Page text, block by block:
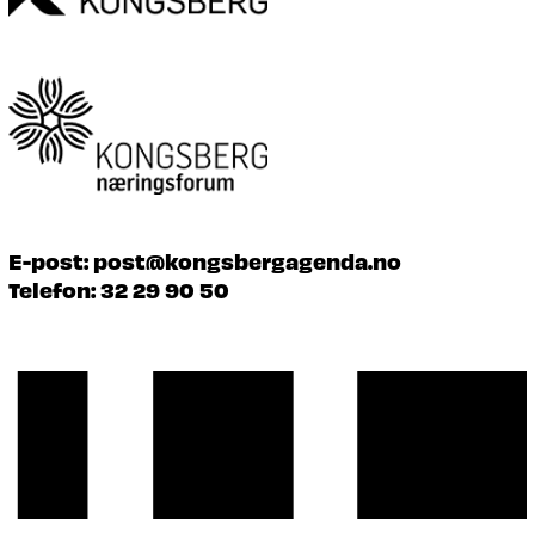
E-post: post@kongsbergagenda.no
Telefon:32 29 90 50